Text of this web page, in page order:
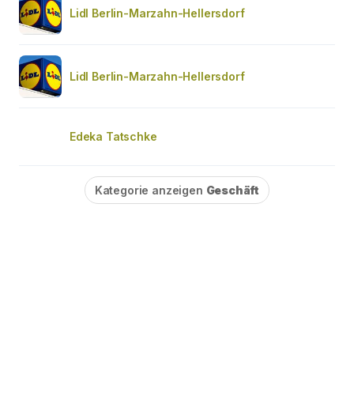
Lidl Berlin-Marzahn-Hellersdorf
Lidl Berlin-Marzahn-Hellersdorf
Edeka Tatschke
Kategorie anzeigen Geschäft